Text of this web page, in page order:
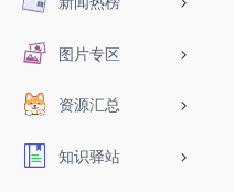
图片专区
资源汇总
知识驿站